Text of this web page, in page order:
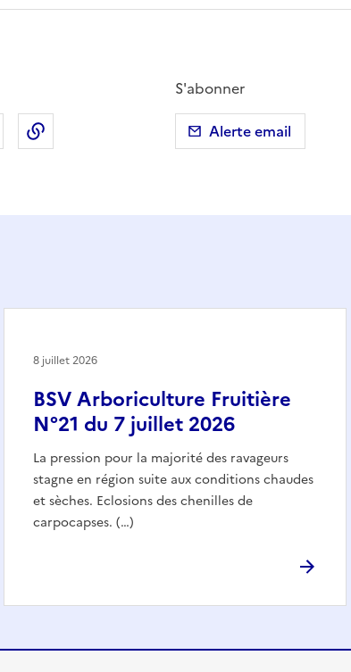
(anciennement Twitter)
sur LinkedIn
Partager par emailCopier dans le presse-papier
S'abonner
Alerte email
BSV Arboriculture Fruitière
N°21 du 7 juillet 2026
La pression pour la majorité des ravageurs
stagne en région suite aux conditions chaudes
et sèches. Eclosions des chenilles de
carpocapses. (…)
8 juillet 2026